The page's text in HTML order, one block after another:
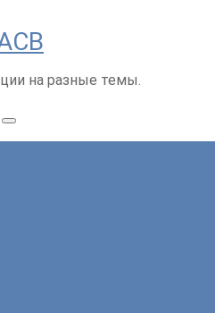
на разные темы.